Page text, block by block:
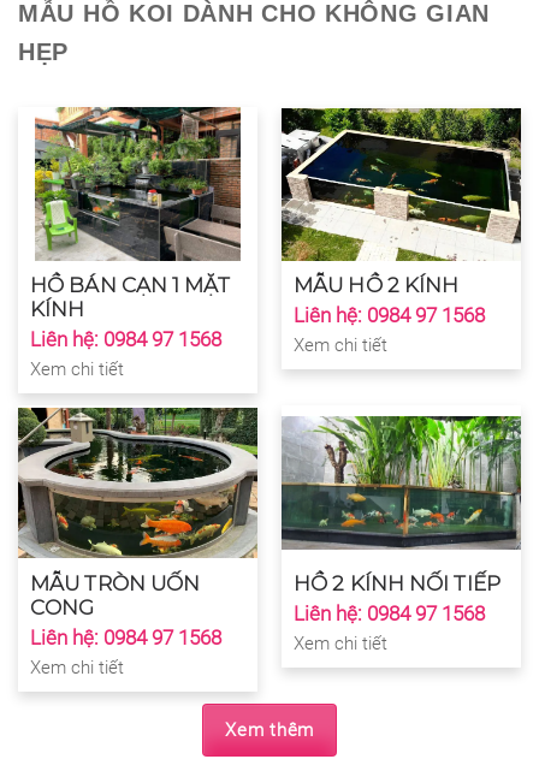
MẪU HỒ KOI DÀNH CHO KHÔNG GIAN
HẸP
HỒ BÁN CẠN 1 MẶT
KÍNH
Liên hệ: 0984 97 1568
Xem chi tiết
MẪU HỒ 2 KÍNH
Liên hệ: 0984 97 1568
Xem chi tiết
MẪU TRÒN UỐN
CONG
Liên hệ: 0984 97 1568
Xem chi tiết
HỒ 2 KÍNH NỐI TIẾP
Liên hệ: 0984 97 1568
Xem chi tiết
Xem thêm